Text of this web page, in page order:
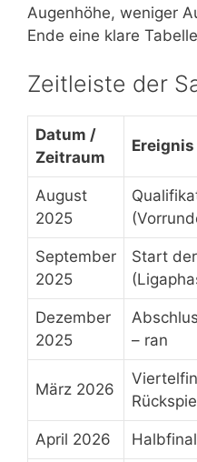
Augenhöhe, weniger
Ende eine klare
Zeitleiste der
Datum /
Zeitraum
Ereignis
August
2025
September
2025
Start
Dezember
2025
– ran
März 2026
April 2026